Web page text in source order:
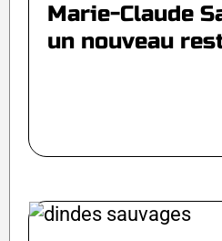
Marie-Claude
un nouveau